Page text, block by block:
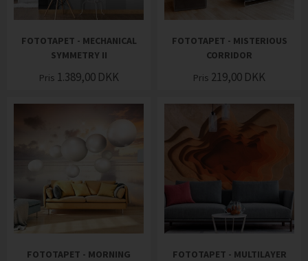
FOTOTAPET - MECHANICAL
SYMMETRY II
Pris 1.389,00 DKK
FOTOTAPET - MISTERIOUS
CORRIDOR
Pris 219,00 DKK
FOTOTAPET - MORNING
FOTOTAPET - MULTILAYER